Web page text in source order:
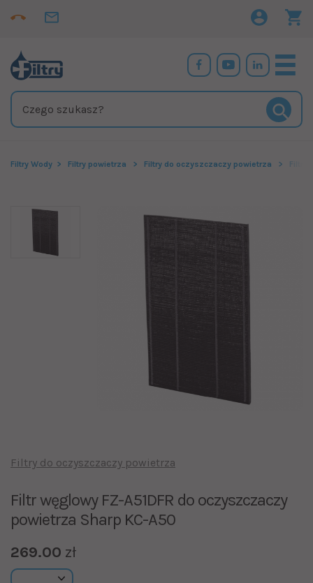
Filtry Wody Filtry powietrza Filtry do oczyszczaczy powietrza Filtr
Filtry do oczyszczaczy powietrza
Filtr węglowy FZ-A51DFR do oczyszczaczy
powietrza Sharp KC-A50
269.00 zł